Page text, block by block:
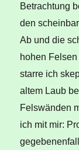
Betrachtung
den
Ab und die
hohen
starre ich
altem Laub
Felswänden
ich mit mir: